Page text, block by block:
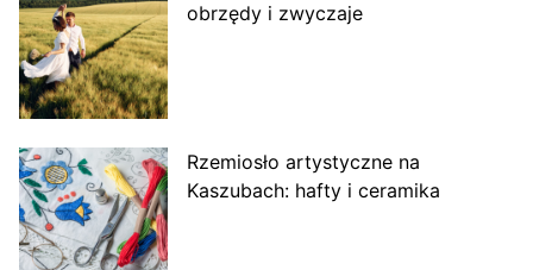
obrzędy i zwyczaje
Rzemiosło artystyczne na
Kaszubach: hafty i ceramika